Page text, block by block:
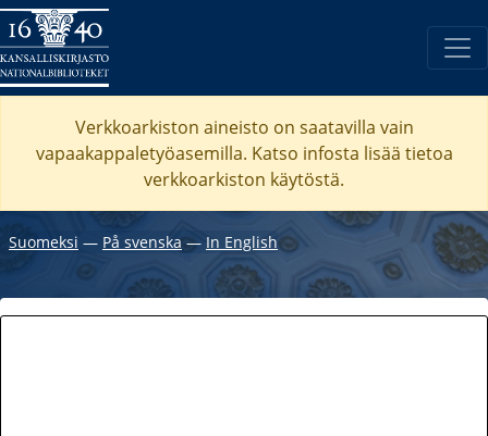
Verkkoarkiston aineisto on saatavilla vain
vapaakappaletyöasemilla. Katso infosta lisää tietoa
verkkoarkiston käytöstä.
Suomeksi ― På svenska― In English